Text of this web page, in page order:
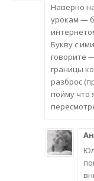
Наверно
урокам —
Букву с
говорите
границы
разброс
пойму что